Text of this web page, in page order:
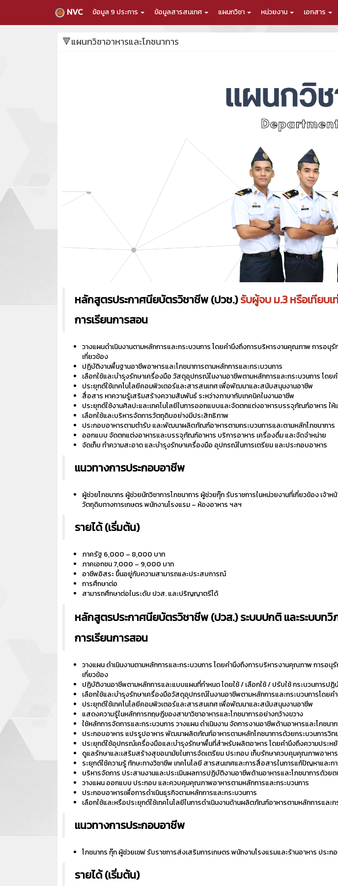
NVC ข้อมูล 9 ประการ ข้อมูลสารสนเทศ แผนกวิชา หน่วยงาน เอกสาร
🔻แผนกวิชาอาหารและโภชนาการ
หลักสูตรประกาศนียบัตรวิชาชีพ (ปวช.)รับผู้จบ ม.3 หรือเทียบเ
การเรียนการสอน
วางแผนดำเนินงานตามหลักการและกระบวนการ โดยคำนึงถึงการบริหารงานคุณภาพ การ
เกี่ยวข้อง
ปฏิบัติงานพื้นฐานอาชีพอาหารและโภชนาการตามหลักการและกระบวนการ
เลือกใช้และบำรุงรักษาเครื่องมือ วัสดุอุปกรณ์ในงานอาชีพตามหลักการและกระบวนการ โด
ประยุกต์ใช้เทคโนโลยีคอมพิวเตอร์และสารสนเทศ เพื่อพัฒนาและสนับสนุนงานอาชีพ
สื่อสาร หาความรู้เสริมสร้างความสัมพันธ์ ระหว่างภาษากับเทคนิคในงานอาชีพ
ประยุกต์ใช้งานศิลปะและเทคโนโลยีในการออกแบบและจัดตกแต่งอาหารบรรจุภัณฑ์อาหาร ใ
เลือกใช้และบริหารจัดการวัตถุดิบอย่างมีประสิทธิภาพ
ประกอบอาหารตามตำรับ และพัฒนาผลิตภัณฑ์อาหารตามกระบวนการและตามหลักโภชนาการ
ออกแบบ จัดตกแต่งอาหารและบรรจุภัณฑ์อาหาร บริการอาหาร เครื่องดื่ม และจัดจำหน่าย
จัดเก็บ ทำความสะอาด และบำรุงรักษาเครื่องมือ อุปกรณ์ในการเตรียม และประกอบอาหาร
แนวทางการประกอบอาชีพ
ผู้ช่วยโภชนากร ผู้ช่วยนักวิชาการโภชนาการ ผู้ช่วยกุ๊ก รับราชการในหน่วยงานที่เกี่ยวข้อง เจ้
วัตถุดิบทางการเกษตร พนักงานโรงแรม – ห้องอาหาร ฯลฯ
รายได้ (เริ่มต้น)
ภาครัฐ 6,000 – 8,000 บาท
ภาคเอกชน 7,000 – 9,000 บาท
อาชีพอิสระ ขึ้นอยู่กับความสามารถและประสบการณ์
การศึกษาต่อ
สามารถศึกษาต่อในระดับ ปวส. และปริญญาตรีได้
หลักสูตรประกาศนียบัตรวิชาชีพ (ปวส.) ระบบปกติ และระบบทวิ
การเรียนการสอน
วางแผน ดำเนินงานตามหลักการและกระบวนการ โดยคำนึงถึงการบริหารงานคุณภาพ กา
เกี่ยวข้อง
ปฏิบัติงานอาชีพตามหลักการและแบบแผนที่กำหนด โดยใช้ / เลือกใช้ / ปรับใช้ กระบวนการปฏิ
เลือกใช้และบำรุงรักษาเครื่องมือวัสดุอุปกรณ์ในงานอาชีพตามหลักการและกระบวนการโดย
ประยุกต์ใช้เทคโนโลยีคอมพิวเตอร์และสารสนเทศ เพื่อพัฒนาและสนับสนุนงานอาชีพ
แสดงความรู้ในหลักการทฤษฎีของสาขาวิชาอาหารและโภชนาการอย่างกว้างขวาง
ใช้หลักการจัดการและกระบวนการ วางแผน ดำเนินงาน จัดการงานอาชีพด้านอาหารและโภชนา
ประกอบอาหาร แปรรูปอาหาร พัฒนาผลิตภัณฑ์อาหารตามหลักโภชนาการด้วยกระบวนการวิ
ประยุกต์ใช้อุปกรณ์เครื่องมือและบำรุงรักษาพื้นที่สำหรับผลิตอาหาร โดยคำนึงถึงความประห
ดูแลรักษาและเสริมสร้างสุขอนามัยในการจัดเตรียม ประกอบ เก็บรักษาควบคุมคุณภาพอาหา
ระยุกต์ใช้ความรู้ ทักษะทางวิชาชีพ เทคโนโลยี สารสนเทศและการสื่อสารในการแก้ปัญหาและ
บริหารจัดการ ประสานงานและประเมินผลการปฏิบัติงานอาชีพด้านอาหารและโภชนาการด้วยต
วางแผน ออกแบบ ประกอบ และควบคุมคุณภาพอาหารตามหลักการและกระบวนการ
ประกอบอาหารเพื่อการดำเนินธุรกิจตามหลักการและกระบวนการ
เลือกใช้และหรือประยุกต์ใช้เทคโนโลยีในการดำเนินงานด้านผลิตภัณฑ์อาหารตามหลักการและก
แนวทางการประกอบอาชีพ
โภชนากร กุ๊ก ผู้ช่วยเชฟ รับราชการส่งเสริมการเกษตร พนักงานโรงแรมและร้านอาหาร ประ
รายได้ (เริ่มต้น)